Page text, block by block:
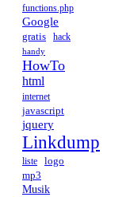
functions.php
Google
gratis hack
handy
HowTo
html
internet
javascript
jquery
Linkdump
liste
logo
mp3
Musik